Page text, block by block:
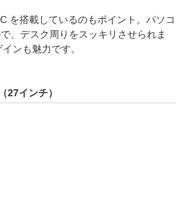
を搭載しているのもポイント。パソコ
、デスク周りをスッキリさせられま
ンも魅力です。
27インチ）